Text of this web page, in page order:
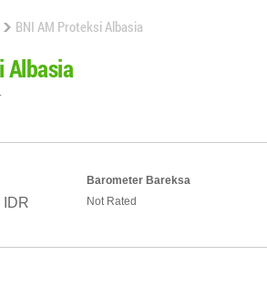
BNI AM Proteksi Albasia
Albasia
IDR
Barometer Bareksa
Not Rated